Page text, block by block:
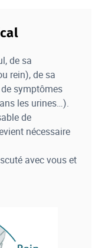
de sa
rein), de sa
symptômes
les urines…).
de
nécessaire
avec vous et